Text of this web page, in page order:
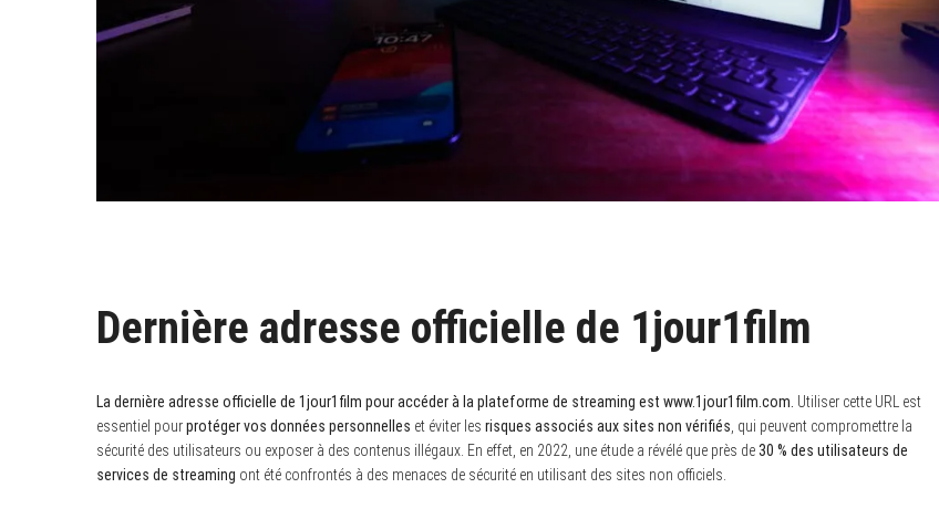
Dernière adresse officielle de 1jour1film
La dernière adresse officielle de 1jour1film pour accéder à la plateforme de streaming est www.1jour1film.com. Utiliser cette URL est
essentiel pourprotéger vos données personnelles et éviter les risques associés aux sites non vérifiés , qui peuvent compromettre la
sécurité des utilisateurs ou exposer à des contenus illégaux. En effet, en 2022, une étude a révélé que près de30 % des utilisateurs de
services de streaming ont été confrontés à des menaces de sécurité en utilisant des sites non officiels.